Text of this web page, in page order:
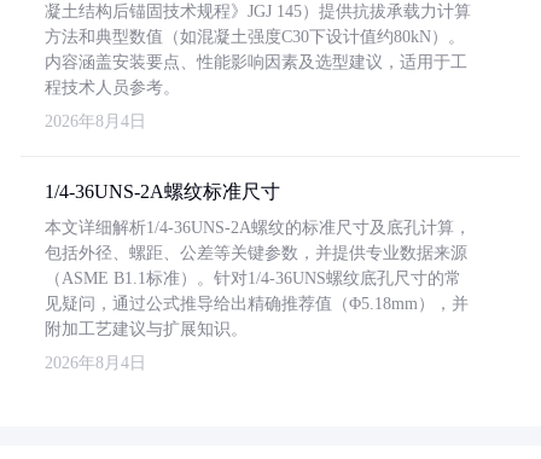
凝土结构后锚固技术规程》JGJ 145）提供抗拔承载力计算
方法和典型数值（如混凝土强度C30下设计值约80kN）。
内容涵盖安装要点、性能影响因素及选型建议，适用于工
程技术人员参考。
2026年8月4日
1/4-36UNS-2A螺纹标准尺寸
本文详细解析1/4-36UNS-2A螺纹的标准尺寸及底孔计算，
包括外径、螺距、公差等关键参数，并提供专业数据来源
（ASME B1.1标准）。针对1/4-36UNS螺纹底孔尺寸的常
见疑问，通过公式推导给出精确推荐值（Φ5.18mm），并
附加工艺建议与扩展知识。
2026年8月4日